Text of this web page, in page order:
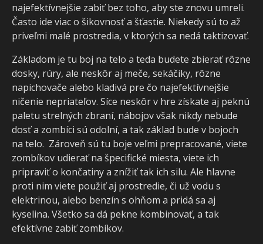
najefektívnejšie zabiť bez toho, aby ste znovu umreli.
Často ide viac o šikovnosť a šťastie. Niekedy sú to až
priveľmi malé prostredia, v ktorých sa nedá taktizovať.
Základom je tu boj na telo a teda budete zbierať rôzne
dosky, rúry, ale neskôr aj meče, sekáčiky, rôzne
napichovače alebo kladivá pre čo najefektívnejšie
ničenie nepriateľov. Síce neskôr v hre získate aj peknú
paletu strelných zbraní, nábojov však nikdy nebude
dosť a zombíci sú odolní, a tak základ bude v bojoch
na telo. Zároveň sú tu boje veľmi prepracované, viete
zombíkov udierať na špecifické miesta, viete ich
pripraviť o končatiny a znížiť tak ich silu. Ale hlavne
proti nim viete použiť aj prostredie, či už vodu s
elektrinou, alebo benzín s ohňom a pridá sa aj
kyselina. Všetko sa dá pekne kombinovať, a tak
efektívne zabiť zombíkov.